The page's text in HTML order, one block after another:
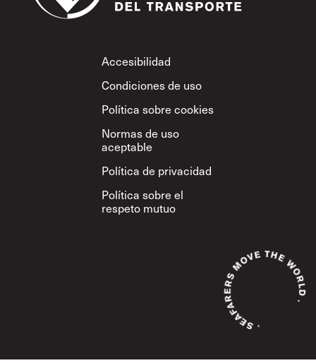
Footer
Accesibilidad
Condiciones de uso
Política sobre cookies
Normas de uso
aceptable
Política de privacidad
Política sobre el
respeto mutuo